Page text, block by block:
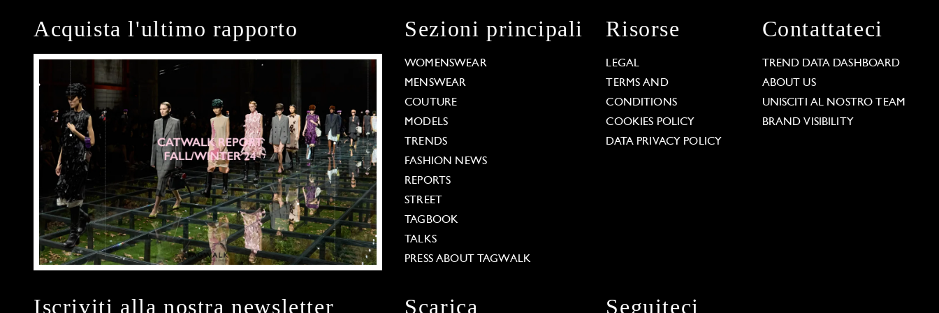
Acquista l'ultimo rapporto Sezioni principali
WOMENSWEAR
MENSWEAR
COUTURE
MODELS
TRENDS
FASHION NEWS
REPORTS
STREET
TAGBOOK
TALKS
PRESS ABOUT TAGWALK
Risorse
LEGAL
TERMS AND
CONDITIONS
COOKIES POLICY
DATA PRIVACY POLICY
Contattateci
TREND DATA DASHBOARD
ABOUT US
UNISCITI AL NOSTRO TEAM
BRAND VISIBILITY
Iscriviti alla nostra newsletter Scarica Seguiteci